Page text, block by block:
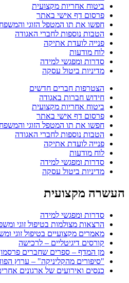
אחריות מקצועית
דף אישי באתר
את תו המטפל הזוגי והמשפחתי
נוספות לחברי האגודה
לועדת אתיקה
ומפגשי למידה
ביטול עסקה
חברים חדשים
חברות באגודה
אחריות מקצועית
דף אישי באתר
את תו המטפל הזוגי והמשפחתי
נוספות לחברי האגודה
לועדת אתיקה
ומפגשי למידה
ביטול עסקה
ומפגשי למידה
מצולמות בטיפול זוגי ומשפחתי
מקצועיים בטיפול זוגי ומשפחתי
דיגיטליים – לרכישה
– ספרים שחברים פרסמו
מהקליניקה" – ערוץ הפודקאסטים
ואירועים של ארגונים אחרים